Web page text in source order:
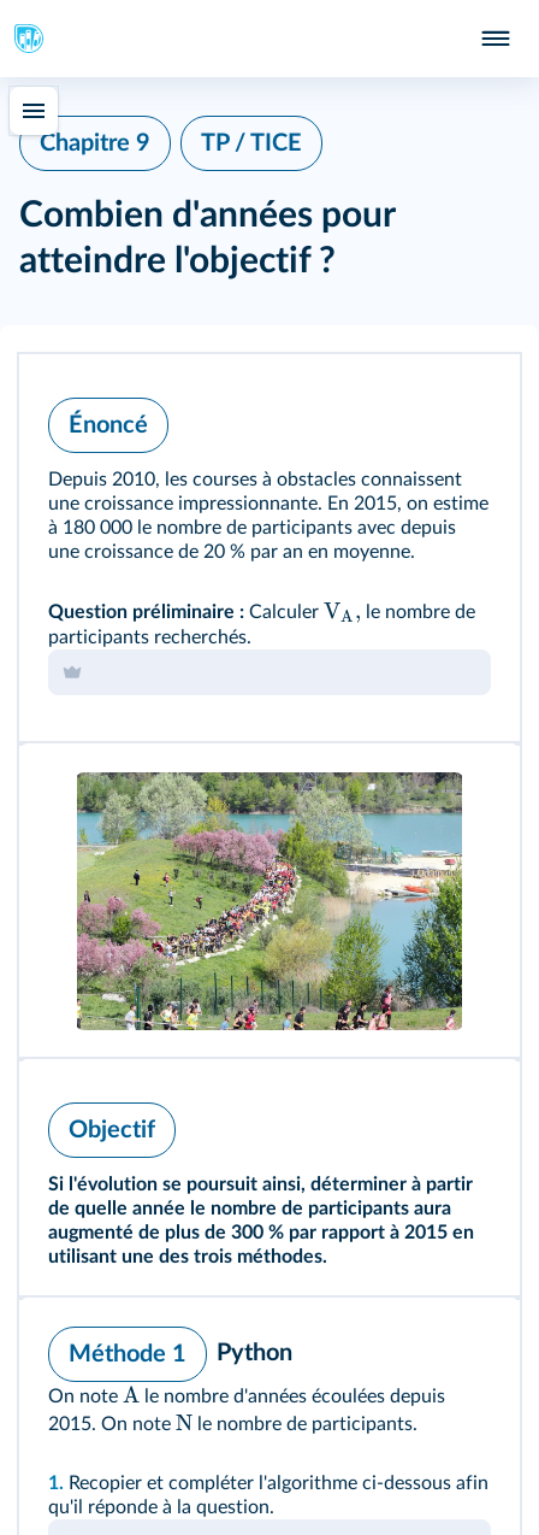
Chapitre 9 TP / TICE
Combien d'années pour
atteindre l'objectif ?
Énoncé
Depuis 2010, les courses à obstacles connaissent
une croissance impressionnante. En 2015, on estime
à 180 000 le nombre de participants avec depuis
une croissance de 20 % par an en moyenne.
Question préliminaire : Calculer VA, le nombre de
participants recherchés.
Objectif
Si l'évolution se poursuit ainsi, déterminer à partir
de quelle année le nombre de participants aura
augmenté de plus de 300 % par rapport à 2015 en
utilisant une des trois méthodes.
Méthode 1 Python
On note A le nombre d'années écoulées depuis
2015. On note N le nombre de participants.
1. Recopier et compléter l'algorithme ci-dessous afin
qu'il réponde à la question.